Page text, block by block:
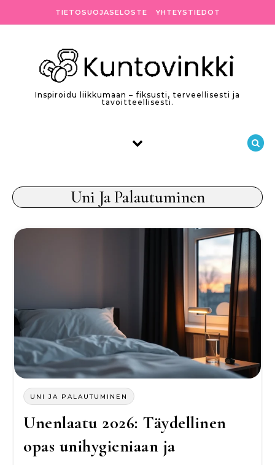
TIETOSUOJASELOSTE YHTEYSTIEDOT
Inspiroidu liikkumaan – fiksusti, terveellisesti ja
tavoitteellisesti.
Uni Ja Palautuminen
UNI JA PALAUTUMINEN
Unenlaatu 2026: Täydellinen
opas unihygieniaan ja